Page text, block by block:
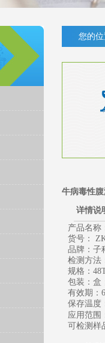
您的位
牛病毒性
详情说
产品名称
货号：
品牌：子
检测方法
规格：
包装：盒
有效期： 6
保存温度
应用范围
可检测样